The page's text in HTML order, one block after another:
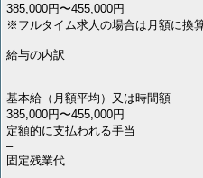
385,000円〜455,000円
※フルタイム求人の場合は月額に換
給与の内訳
基本給（月額平均）又は時間額
385,000円〜455,000円
定額的に支払われる手当
–
固定残業代